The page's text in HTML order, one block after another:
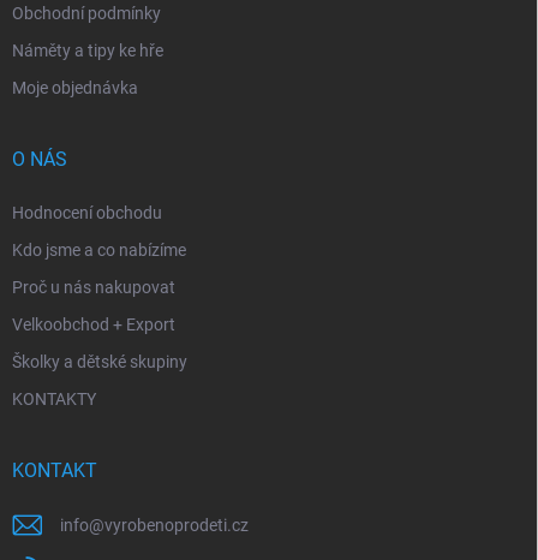
Obchodní podmínky
Náměty a tipy ke hře
Moje objednávka
O NÁS
Hodnocení obchodu
Kdo jsme a co nabízíme
Proč u nás nakupovat
Velkoobchod + Export
Školky a dětské skupiny
KONTAKTY
KONTAKT
info@vyrobenoprodeti.cz